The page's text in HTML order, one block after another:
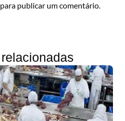
para publicar um comentário.